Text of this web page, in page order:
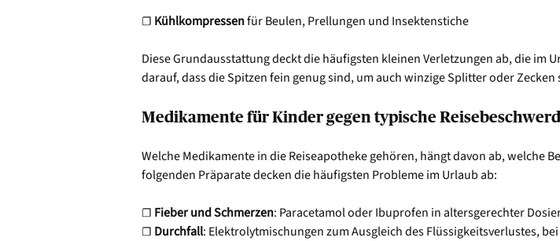
☐ Kühlkompressenfür Beulen, Prellungen und Insektenstiche
Diese Grundausstattung deckt die häufigsten kleinen Verletzungen ab, die im
darauf, dass die Spitzen fein genug sind, um auch winzige Splitter oder
Medikamente für Kinder gegen typische
Welche Medikamente in die Reiseapotheke gehören, hängt davon ab, welche
folgenden Präparate decken die häufigsten Probleme im Urlaub ab:
☐ Fieber und Schmerzen: Paracetamol oder Ibuprofen in altersgerechter
☐ Durchfall: Elektrolytmischungen zum Ausgleich des Flüssigkeitsverlustes,